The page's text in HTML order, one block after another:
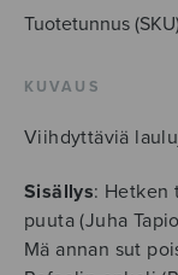
Tuotetunnus
KUVAUS
Viihdyttäviä
Sisällys: Hetken
puuta (Juha
Mä annan sut